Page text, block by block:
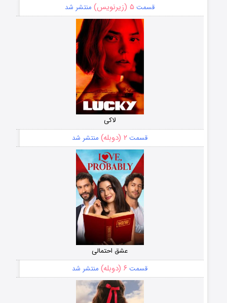
قسمت ۵ (زیرنویس) منتشر شد
لاکی
قسمت ۲ (دوبله) منتشر شد
عشق احتمالی
قسمت ۶ (دوبله) منتشر شد